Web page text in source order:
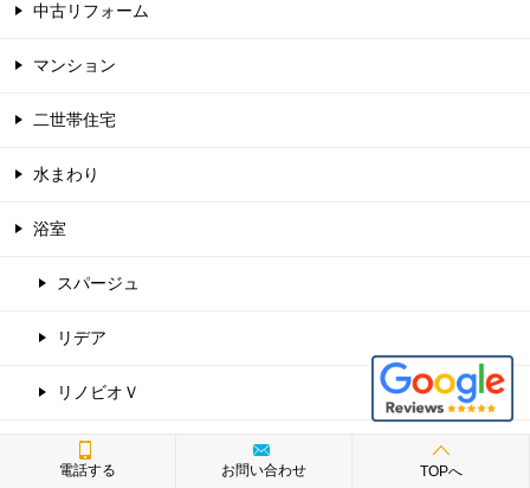
中古リフォーム
マンション
二世帯住宅
水まわり
浴室
スパージュ
リデア
リノビオＶ
シンラ
電話する お問い合わせ TOPへ